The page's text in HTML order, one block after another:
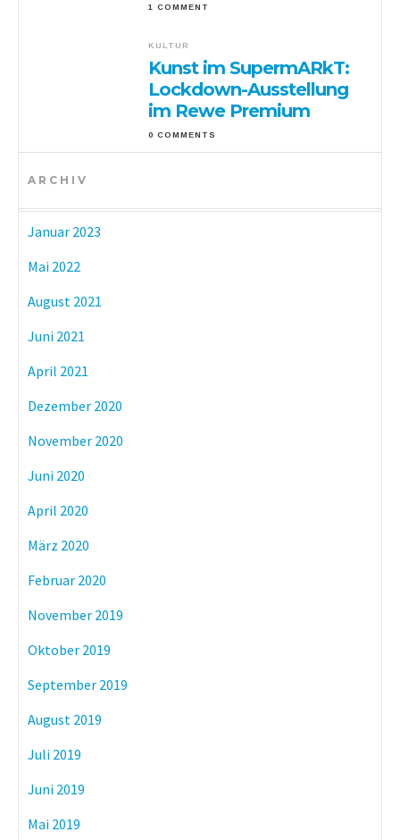
1 COMMENT
KULTUR
Kunst im SupermARkT:
Lockdown-Ausstellung
im Rewe Premium
0 COMMENTS
ARCHIV
Januar 2023
Mai 2022
August 2021
Juni 2021
April 2021
Dezember 2020
November 2020
Juni 2020
April 2020
März 2020
Februar 2020
November 2019
Oktober 2019
September 2019
August 2019
Juli 2019
Juni 2019
Mai 2019